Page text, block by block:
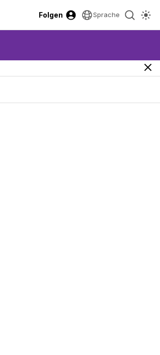
Folgen Sprache